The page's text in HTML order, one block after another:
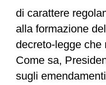
di carattere
alla formazione
decreto-legge
Come sa,
sugli